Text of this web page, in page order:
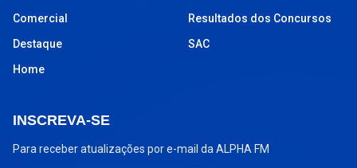
Comercial
Destaque
Home
Resultados dos Concursos
SAC
INSCREVA-SE
Para receber atualizações por e-mail da ALPHA FM